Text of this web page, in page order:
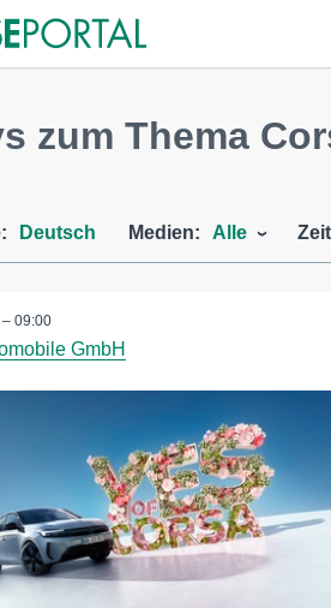
zum Thema
Deutsch Medien: Alle
09:00
GmbH